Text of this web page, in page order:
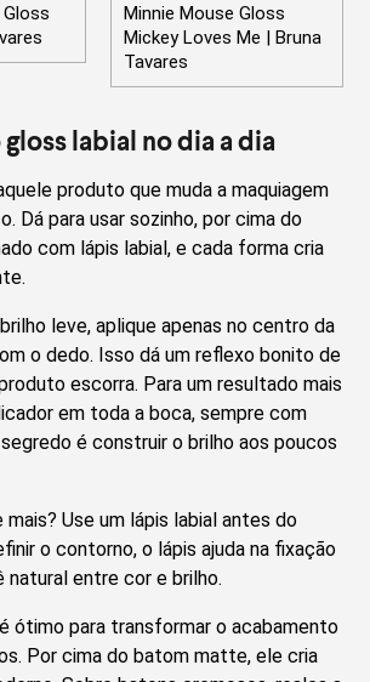
Minnie Mouse Gloss
Mickey Loves Me | Bruna
Tavares
labial no dia a dia
produto que muda a maquiagem
Dá para usar sozinho, por cima do
com lápis labial, e cada forma cria
leve, aplique apenas no centro da
o dedo. Isso dá um reflexo bonito de
escorra. Para um resultado mais
em toda a boca, sempre com
é construir o brilho aos poucos
mais? Use um lápis labial antes do
o contorno, o lápis ajuda na fixação
natural entre cor e brilho.
ótimo para transformar o acabamento
Por cima do batom matte, ele cria